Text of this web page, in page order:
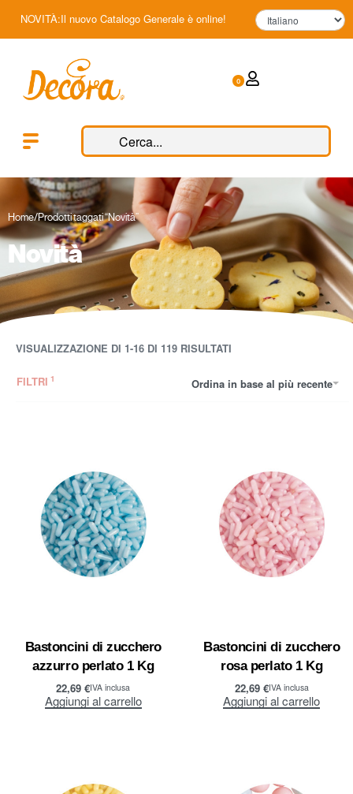
NOVITÀ:Il nuovo Catalogo Generale è online!
0
Home/Prodotti taggati “Novità”
Novità
VISUALIZZAZIONE DI 1-16 DI 119 RISULTATI
Ordina in base al più recente
FILTRI
Bastoncini di zucchero
azzurro perlato 1 Kg
22,69€IVA inclusa
Aggiungi al carrello
Bastoncini di zucchero
rosa perlato 1 Kg
22,69 €IVA inclusa
Aggiungi al carrello